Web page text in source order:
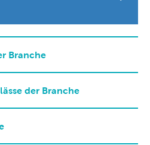
Branche
der Branche